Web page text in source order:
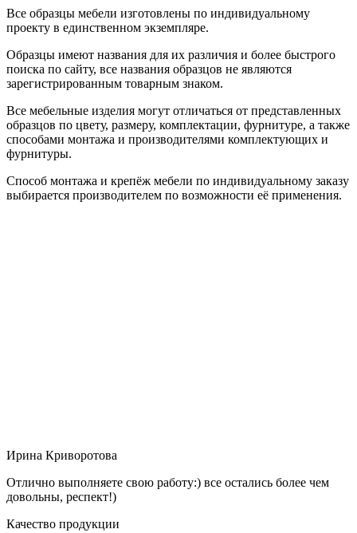
Все образцы мебели изготовлены по индивидуальному
проекту в единственном экземпляре.
Образцы имеют названия для их различия и более быстрого
поиска по сайту, все названия образцов не являются
зарегистрированным товарным знаком.
Все мебельные изделия могут отличаться от представленных
образцов по цвету, размеру, комплектации, фурнитуре, а также
способами монтажа и производителями комплектующих и
фурнитуры.
Способ монтажа и крепёж мебели по индивидуальному заказу
выбирается производителем по возможности её применения.
Ирина Криворотова
Отлично выполняете свою работу:) все остались более чем
довольны, респект!)
Качество продукции